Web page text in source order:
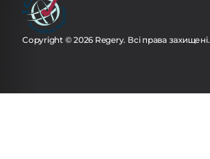
Copyright © 2026 Regery. Всі права захищені.